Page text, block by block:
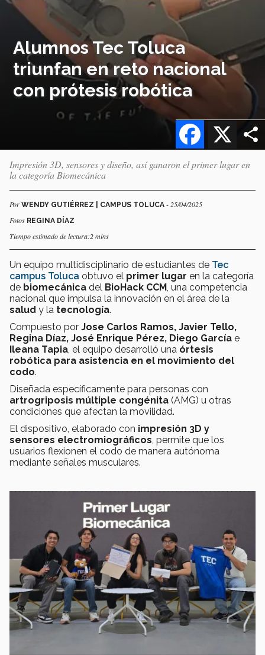
Alumnos Tec Toluca
triunfan en reto nacional
con prótesis robótica
X
Facebook
Impresión 3D, sensores y diseño, así ganaron el primer lugar en
la categoría Biomecánica
Por WENDY GUTIÉRREZ | CAMPUS TOLUCA - 25/04/2025
Fotos REGINA DÍAZ
Tiempo estimado de lectura:2 mins
Un equipo multidisciplinario de estudiantes de Tec
campus Toluca obtuvo el primer lugar en la categoría
de biomecánica del BioHack CCM , una competencia
nacional que impulsa la innovación en el área de la
salud y la tecnología.
Compuesto por Jose Carlos Ramos, Javier Tello,
Regina Díaz, José Enrique Pérez, Diego García e
Ileana Tapia , el equipo desarrolló una órtesis
robótica para asistencia en el movimiento del
codo.
Diseñada específicamente para personas con
artrogriposis múltiple congénita (AMG) u otras
condiciones que afectan la movilidad.
El dispositivo, elaborado con impresión 3D y
sensores electromiográficos , permite que los
usuarios flexionen el codo de manera autónoma
mediante señales musculares.